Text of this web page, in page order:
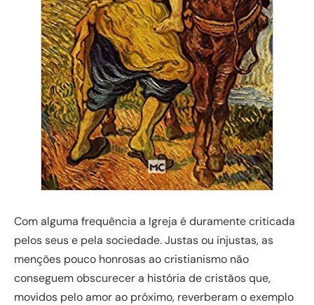
Com alguma frequência a Igreja é duramente criticada
pelos seus e pela sociedade. Justas ou injustas, as
menções pouco honrosas ao cristianismo não
conseguem obscurecer a história de cristãos que,
movidos pelo amor ao próximo, reverberam o exemplo